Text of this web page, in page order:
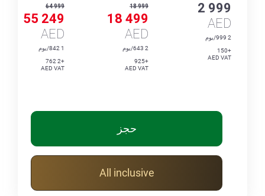
2 999
AED
2 999/يوم
+150
AED VAT
18 999
18 499
AED
2 643/يوم
+925
AED VAT
64 999
55 249
AED
1 842/يوم
+2 762
AED VAT
حجز
All inclusive